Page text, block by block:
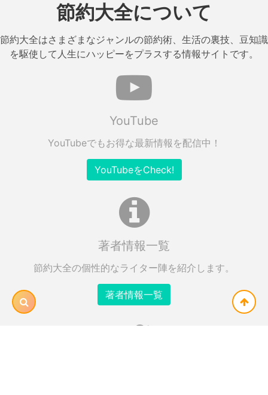
節約大全について
節約大全はさまざまなジャンルの節約術、生活の裏技、豆知識
を駆使して人生にハッピーをプラスする情報サイトです。
YouTube
YouTubeでもお得な最新情報を配信中！
YouTubeをCheck!
著者情報一覧
節約大全の個性的なライター陣を紹介します。
著者情報一覧